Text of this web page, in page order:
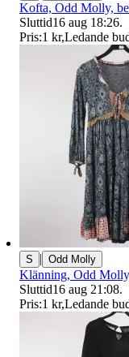
Kofta, Odd Molly,
Sluttid16 aug 18:26.
Pris:1 kr,Ledande
S | Odd Molly
Klänning, Odd
Sluttid16 aug 21:08.
Pris:1 kr,Ledande